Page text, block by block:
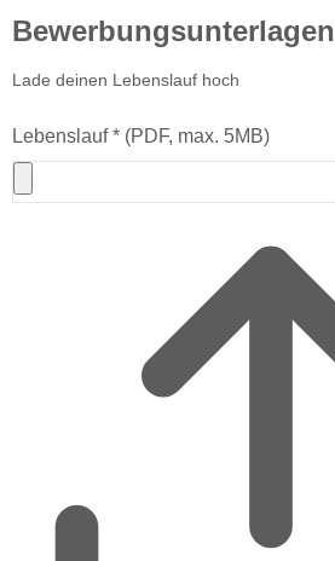
Bewerbungsunterlagen
Lade deinen Lebenslauf hoch
Lebenslauf* (PDF, max. 5MB)